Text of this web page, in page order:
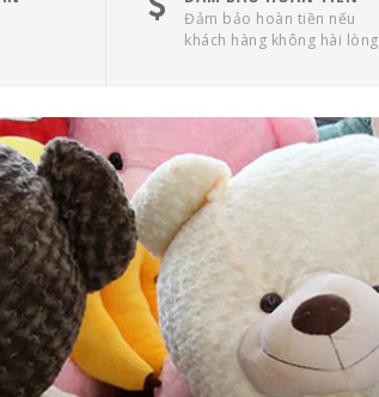
Đảm bảo hoàn tiền nếu
khách hàng không hài lòng